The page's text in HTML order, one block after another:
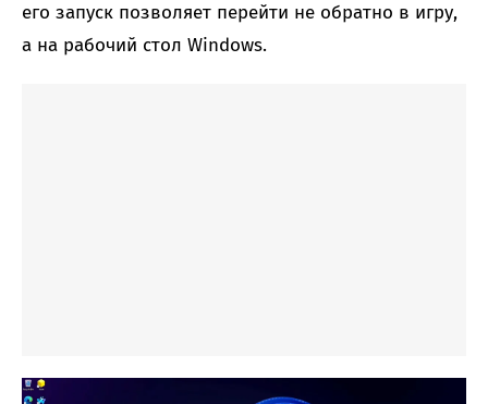
его запуск позволяет перейти не обратно в игру,
а на рабочий стол Windows.